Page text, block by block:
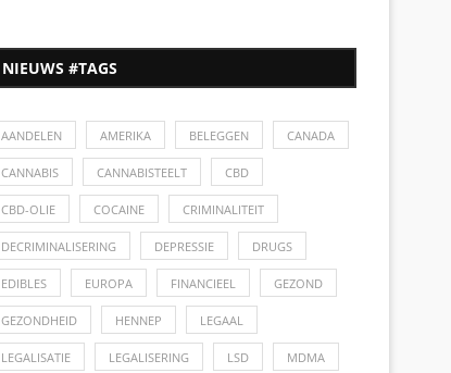
NIEUWS #TAGS
AANDELEN AMERIKA BELEGGEN CANADA
CANNABIS CANNABISTEELT CBD
CBD-OLIE COCAINE CRIMINALITEIT
DECRIMINALISERING DEPRESSIE DRUGS
EDIBLES EUROPA FINANCIEEL GEZOND
GEZONDHEID HENNEP LEGAAL
LEGALISATIE LEGALISERING LSD MDMA